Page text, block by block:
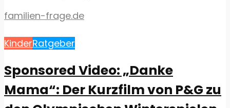
familien-frage.de
KinderRatgeber
Sponsored Video: „Danke
Mama“: Der Kurzfilm von P&G zu